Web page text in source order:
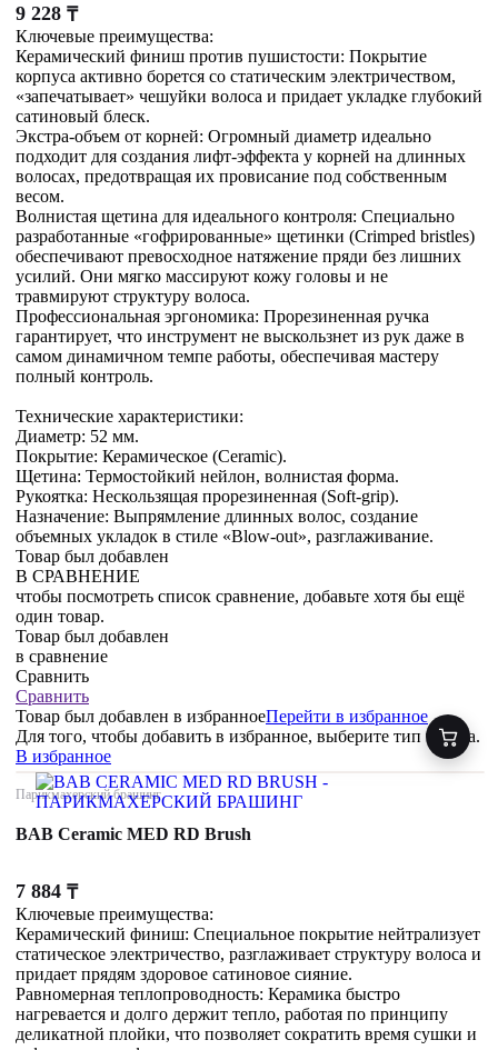
9 228 ₸
Ключевые преимущества:
Керамический финиш против пушистости: Покрытие
корпуса активно борется со статическим электричеством,
«запечатывает» чешуйки волоса и придает укладке глубокий
сатиновый блеск.
Экстра-объем от корней: Огромный диаметр идеально
подходит для создания лифт-эффекта у корней на длинных
волосах, предотвращая их провисание под собственным
весом.
Волнистая щетина для идеального контроля: Специально
разработанные «гофрированные» щетинки (Crimped bristles)
обеспечивают превосходное натяжение пряди без лишних
усилий. Они мягко массируют кожу головы и не
травмируют структуру волоса.
Профессиональная эргономика: Прорезиненная ручка
гарантирует, что инструмент не выскользнет из рук даже в
самом динамичном темпе работы, обеспечивая мастеру
полный контроль.
Технические характеристики:
Диаметр: 52 мм.
Покрытие: Керамическое (Ceramic).
Щетина: Термостойкий нейлон, волнистая форма.
Рукоятка: Нескользящая прорезиненная (Soft-grip).
Назначение: Выпрямление длинных волос, создание
объемных укладок в стиле «Blow-out», разглаживание.
Товар был добавлен
В СРАВНЕНИЕ
чтобы посмотреть список сравнение, добавьте хотя бы ещё
один товар.
Товар был добавлен
в сравнение
Сравнить
Сравнить
Товар был добавлен в избранноеПерейти в избранное
Для того, чтобы добавить в избранное, выберите тип товара.
В избранное
Парикмахерский брашинг
BAB Ceramic MED RD Brush
7 884 ₸
Ключевые преимущества:
Керамический финиш: Специальное покрытие нейтрализует
статическое электричество, разглаживает структуру волоса и
придает прядям здоровое сатиновое сияние.
Равномерная теплопроводность: Керамика быстро
нагревается и долго держит тепло, работая по принципу
деликатной плойки, что позволяет сократить время сушки и